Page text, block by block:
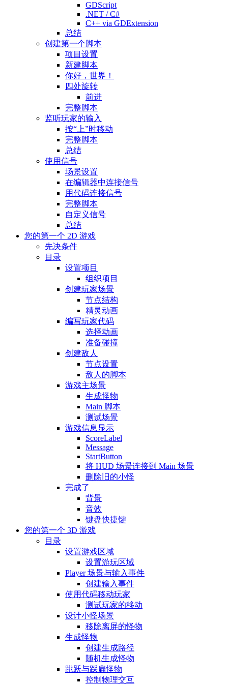
GDScript
.NET / C#
C++ via GDExtension
总结
创建第一个脚本
项目设置
新建脚本
你好，世界！
四处旋转
前进
完整脚本
监听玩家的输入
按“上”时移动
完整脚本
总结
使用信号
场景设置
在编辑器中连接信号
用代码连接信号
完整脚本
自定义信号
总结
您的第一个 2D 游戏
先决条件
目录
设置项目
组织项目
创建玩家场景
节点结构
精灵动画
编写玩家代码
选择动画
准备碰撞
创建敌人
节点设置
敌人的脚本
游戏主场景
生成怪物
Main 脚本
测试场景
游戏信息显示
ScoreLabel
Message
StartButton
将 HUD 场景连接到 Main 场景
删除旧的小怪
完成了
背景
音效
键盘快捷键
您的第一个 3D 游戏
目录
设置游戏区域
设置游玩区域
Player 场景与输入事件
创建输入事件
使用代码移动玩家
测试玩家的移动
设计小怪场景
移除离屏的怪物
生成怪物
创建生成路径
随机生成怪物
跳跃与踩扁怪物
控制物理交互